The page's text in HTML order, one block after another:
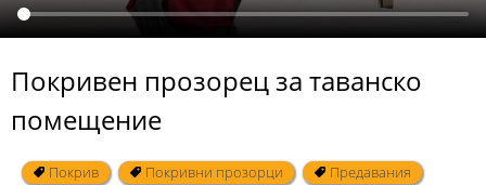
Покривен прозорец за таванско
помещение
Покрив Покривни прозорци
Предавания